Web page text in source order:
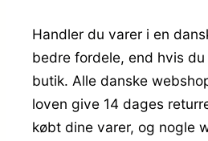
Handler du varer i en
bedre fordele, end hvis
butik. Alle danske
loven give 14 dages
købt dine varer, og nogle